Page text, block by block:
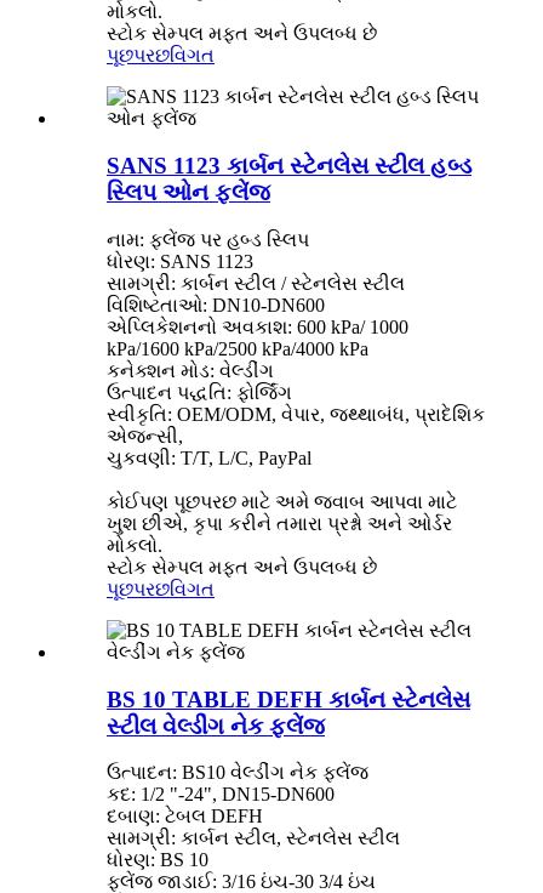
મોકલો.
સ્ટોક સેમ્પલ મફત અને ઉપલબ્ધ છે
પૂછપરછવિગત
SANS 1123 કાર્બન સ્ટેનલેસ સ્ટીલ હબ્ડ
સ્લિપ ઓન ફ્લેંજ
નામ: ફ્લેંજ પર હબ્ડ સ્લિપ
ધોરણ: SANS 1123
સામગ્રી: કાર્બન સ્ટીલ / સ્ટેનલેસ સ્ટીલ
વિશિષ્ટતાઓ: DN10-DN600
એપ્લિકેશનનો અવકાશ: 600 kPa/ 1000
kPa/1600 kPa/2500 kPa/4000 kPa
કનેક્શન મોડ: વેલ્ડીંગ
ઉત્પાદન પદ્ધતિ: ફોર્જિંગ
સ્વીકૃતિ: OEM/ODM, વેપાર, જથ્થાબંધ, પ્રાદેશિક
એજન્સી,
ચુકવણી: T/T, L/C, PayPal
કોઈપણ પૂછપરછ માટે અમે જવાબ આપવા માટે
ખુશ છીએ, કૃપા કરીને તમારા પ્રશ્નો અને ઓર્ડર
મોકલો.
સ્ટોક સેમ્પલ મફત અને ઉપલબ્ધ છે
પૂછપરછવિગત
BS 10 TABLE DEFH કાર્બન સ્ટેનલેસ
સ્ટીલ વેલ્ડીંગ નેક ફ્લેંજ
ઉત્પાદન: BS10 વેલ્ડીંગ નેક ફ્લેંજ
કદ: 1/2 "-24", DN15-DN600
દબાણ: ટેબલ DEFH
સામગ્રી: કાર્બન સ્ટીલ, સ્ટેનલેસ સ્ટીલ
ધોરણ: BS 10
ફ્લેંજ જાડાઈ: 3/16 ઇંચ-30 3/4 ઇંચ